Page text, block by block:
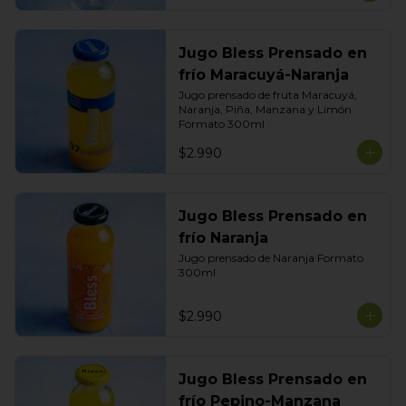
Jugo Bless Prensado en
frío Maracuyá-Naranja
Jugo prensado de fruta Maracuyá,
Naranja, Piña, Manzana y Limón
Formato 300ml
$2.990
Jugo Bless Prensado en
frío Naranja
Jugo prensado de Naranja Formato
300ml
$2.990
Jugo Bless Prensado en
frío Pepino-Manzana